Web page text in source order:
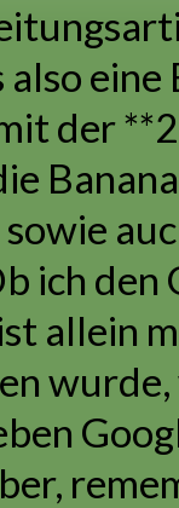
also
der
ich
allein